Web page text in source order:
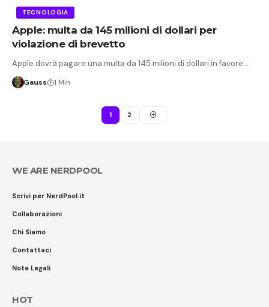
TECNOLOGIA
Apple: multa da 145 milioni di dollari per
violazione di brevetto
Apple dovrà pagare una multa da 145 milioni di dollari in favore…
Gauss 1 Min
1 2
WE ARE NERDPOOL
Scrivi per NerdPool.it
Collaborazioni
Chi Siamo
Contattaci
Note Legali
HOT